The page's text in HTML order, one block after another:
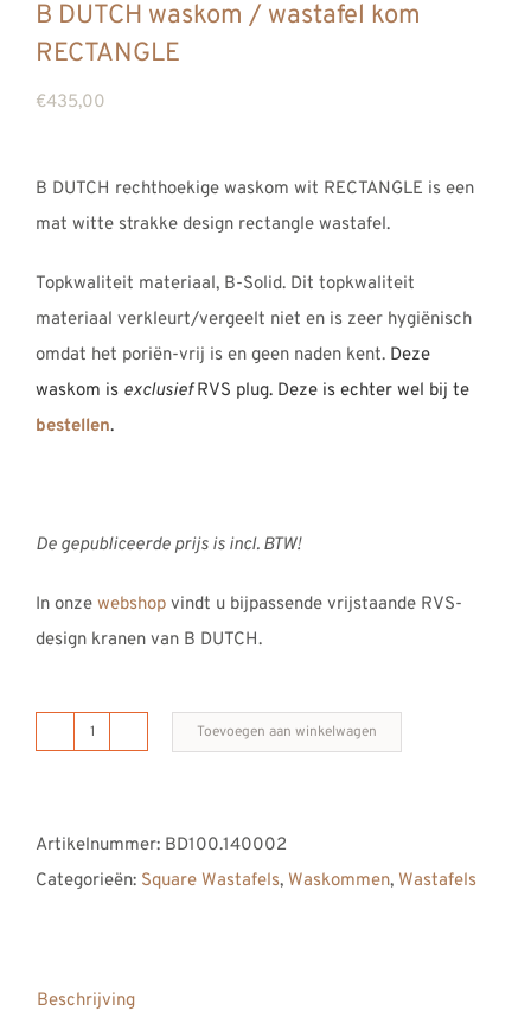
REVIEWS
B DUTCH waskom / wastafel kom
RECTANGLE
€435,00
B DUTCH rechthoekige waskom wit RECTANGLE is een
mat witte strakke design rectangle wastafel.
Topkwaliteit materiaal, B-Solid. Dit topkwaliteit
materiaal verkleurt/vergeelt niet en is zeer hygiënisch
omdat het poriën-vrij is en geen naden kent. Deze
waskom is exclusiefRVS plug. Deze is echter wel bij te
bestellen.
De gepubliceerde prijs is incl. BTW!
In onze webshop vindt u bijpassende vrijstaande RVS-
design kranen van B DUTCH.
B
/
wastafel
aantal
Toevoegen aan winkelwagen
Artikelnummer: BD100.140002
Categorieën: Square Wastafels, Waskommen, Wastafels
Beschrijving